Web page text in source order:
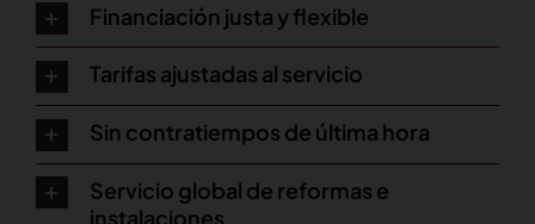
Financiación justa y flexible
Tarifas ajustadas al servicio
Sin contratiempos de última hora
Servicio global de reformas e
instalaciones